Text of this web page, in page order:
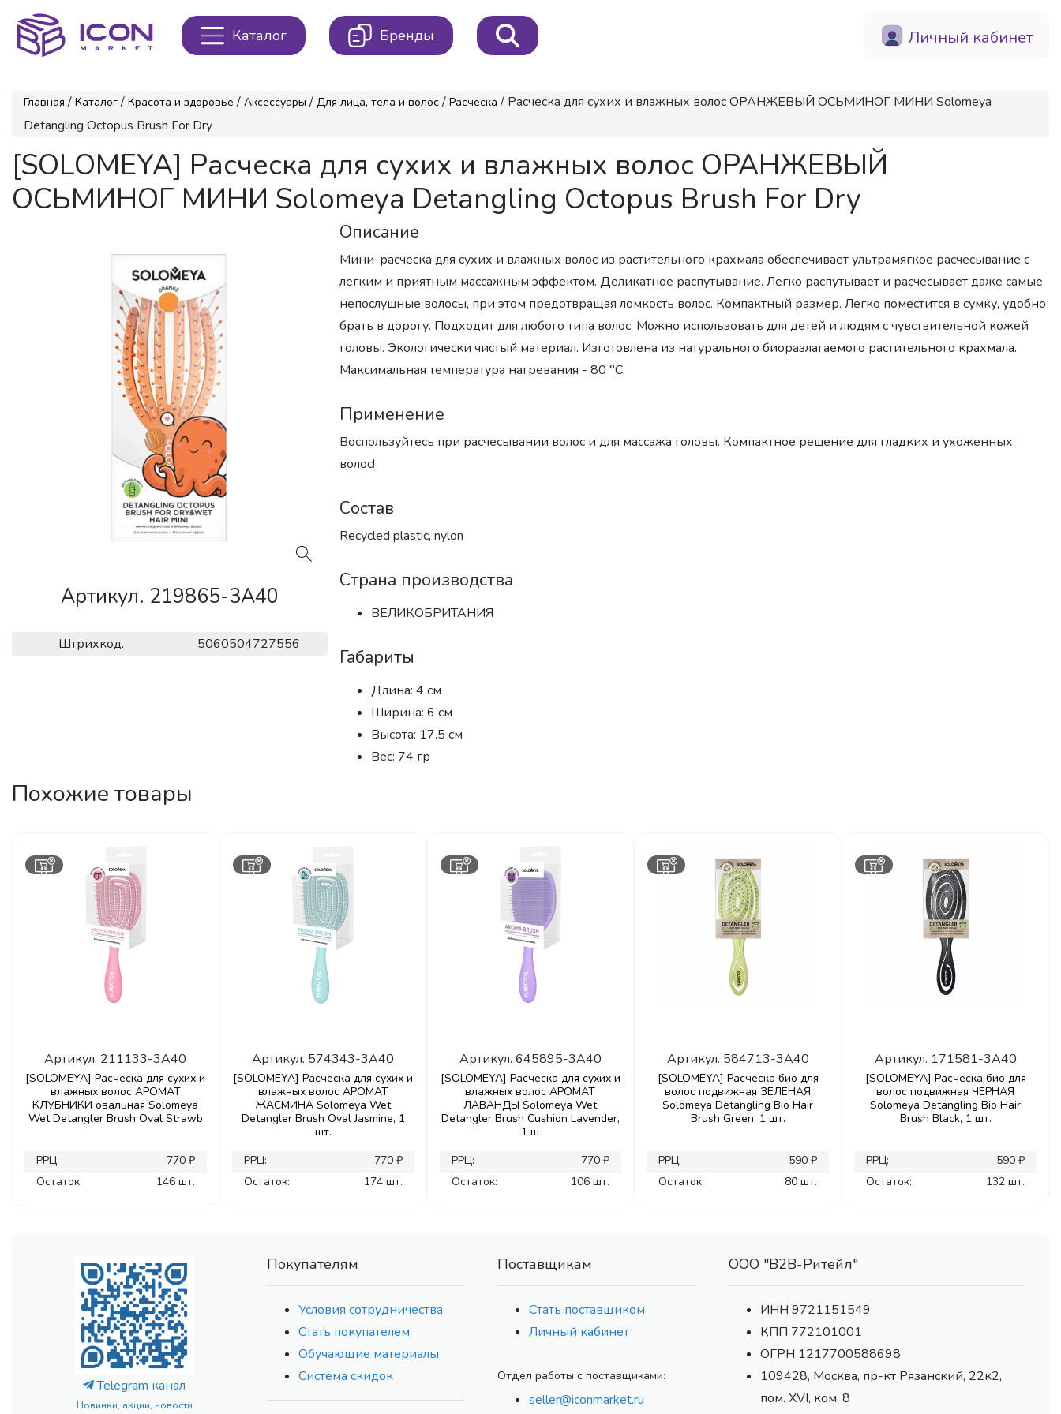
Каталог Бренды Личный кабинет
Главная / Каталог / Красота и здоровье / Аксессуары / Для лица, тела и волос / Расческа / Расческа для сухих и влажных волос ОРАНЖЕВЫЙ ОСЬМИНОГ МИНИ Solomeya
Detangling Octopus Brush For Dry
[SOLOMEYA] Расческа для сухих и влажных волос ОРАНЖЕВЫЙ
ОСЬМИНОГ МИНИ Solomeya Detangling Octopus Brush For Dry
Артикул. 219865-3A40
Штрихкод. 5060504727556
Описание
Мини-расческа для сухих и влажных волос из растительного крахмала обеспечивает ультрамягкое расчесывание с
легким и приятным массажным эффектом. Деликатное распутывание. Легко распутывает и расчесывает даже самые
непослушные волосы, при этом предотвращая ломкость волос. Компактный размер. Легко поместится в сумку, удобно
брать в дорогу. Подходит для любого типа волос. Можно использовать для детей и людям с чувствительной кожей
головы. Экологически чистый материал. Изготовлена из натурального биоразлагаемого растительного крахмала.
Максимальная температура нагревания - 80 °C.
Применение
Воспользуйтесь при расчесывании волос и для массажа головы. Компактное решение для гладких и ухоженных
волос!
Состав
Recycled plastic, nylon
Страна производства
ВЕЛИКОБРИТАНИЯ
Габариты
Длина: 4 см
Ширина: 6 см
Высота: 17.5 см
Вес: 74 гр
Похожие товары
Артикул. 211133-3A40
[SOLOMEYA] Расческа для сухих и
влажных волос АРОМАТ
КЛУБНИКИ овальная Solomeya
Wet Detangler Brush Oval Strawb
РРЦ:
770 ₽
Остаток:
146 шт.
Артикул. 574343-3A40
[SOLOMEYA] Расческа для сухих и
влажных волос АРОМАТ
ЖАСМИНА Solomeya Wet
Detangler Brush Oval Jasmine, 1
шт.
РРЦ:
770 ₽
Остаток:
174 шт.
Артикул. 645895-3A40
[SOLOMEYA] Расческа для сухих и
влажных волос АРОМАТ
ЛАВАНДЫ Solomeya Wet
Detangler Brush Cushion Lavender,
1 ш
РРЦ:
770 ₽
Остаток:
106 шт.
Артикул. 584713-3A40
[SOLOMEYA] Расческа био для
волос подвижная ЗЕЛЕНАЯ
Solomeya Detangling Bio Hair
Brush Green, 1 шт.
РРЦ:
590 ₽
Остаток:
80 шт.
Артикул. 171581-3A40
[SOLOMEYA] Расческа био для
волос подвижная ЧЕРНАЯ
Solomeya Detangling Bio Hair
Brush Black, 1 шт.
РРЦ:
590 ₽
Остаток:
132 шт.
Telegram канал
Новинки, акции, новости
Покупателям
Условия сотрудничества
Стать покупателем
Обучающие материалы
Система скидок
Поставщикам
Стать поставщиком
Личный кабинет
Отдел работы с поставщиками:
seller@iconmarket.ru
ООО "В2В-Ритейл"
ИНН 9721151549
КПП 772101001
ОГРН 1217700588698
109428, Москва, пр-кт Рязанский, 22к2,
пом. XVI, ком. 8